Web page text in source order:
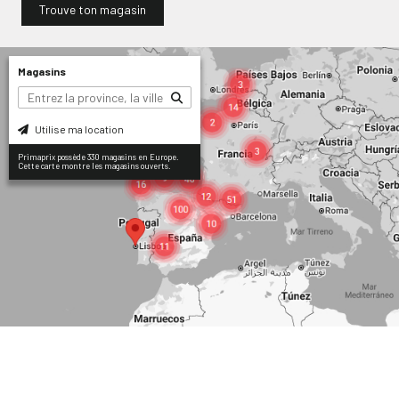
Trouve ton magasin
Magasins
Utilise ma location
Primaprix possède 330 magasins en Europe.
Cette carte montre les magasins ouverts.